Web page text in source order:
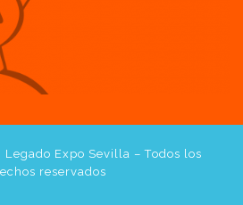
Legado Expo Sevilla – Todos los
reservados